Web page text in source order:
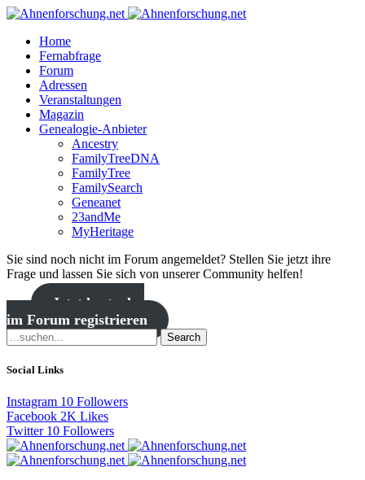
Home
Fernabfrage
Forum
Adressen
Veranstaltungen
Magazin
Genealogie-Anbieter
Ancestry
FamilyTreeDNA
FamilyTree
FamilySearch
Geneanet
23andMe
MyHeritage
Sie sind noch nicht im Forum angemeldet? Stellen Sie jetzt ihre
Frage und lassen Sie sich von unserer Community helfen!
Jetzt kostenlos
im Forum registrieren
Search
Social Links
Instagram 10 Followers
Facebook 2K Likes
Twitter 10 Followers